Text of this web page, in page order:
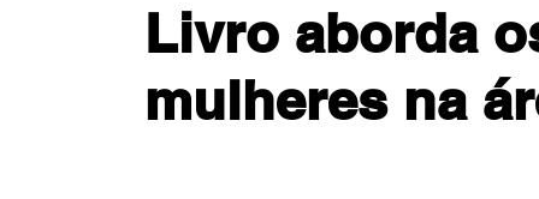
Livro aborda
mulheres na